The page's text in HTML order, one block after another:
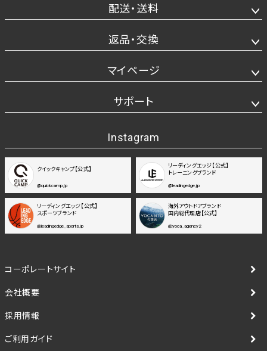
配送・送料
返品・交換
マイページ
サポート
Instagram
クイックキャンプ【公式】
@quickcamp.jp
リーディングエッジ【公式】
トレーニングブランド
@leadingedge.jp
リーディングエッジ【公式】
スポーツブランド
@leadingedge_sports.jp
海外アウトドアブランド
国内総代理店【公式】
@yoca_agency2
コーポレートサイト
会社概要
採用情報
ご利用ガイド